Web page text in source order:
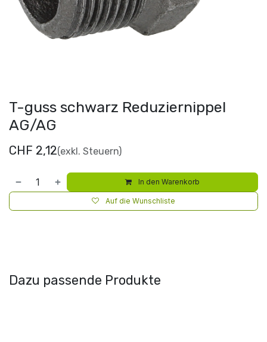
T-guss schwarz Reduziernippel
AG/AG
CHF 2,12(exkl. Steuern)
In den Warenkorb
Auf die Wunschliste
Dazu passende Produkte